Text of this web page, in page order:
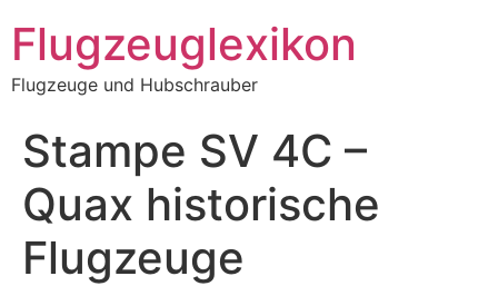
Inhalt
springen
Flugzeuglexikon
Flugzeuge und Hubschrauber
Stampe SV 4C –
Quax historische
Flugzeuge